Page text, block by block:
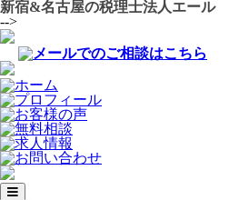
新宿&名古屋の税理士法人エール
-->